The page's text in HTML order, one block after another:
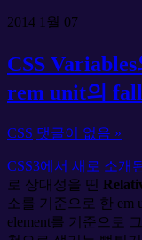
2014 1월 07
CSS
rem unit의
CSS 댓글이 없음 »
CSS3에서 새로 소개
로 상대성을 띤
소를 기준으로 한 em
element를 기준으로